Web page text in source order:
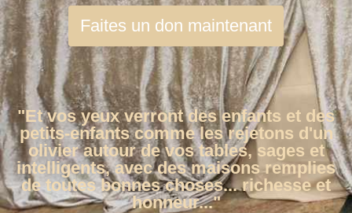
Faites un don maintenant
"Et vos yeux verront des enfants et des
petits-enfants comme les rejetons d'un
olivier autour de vos tables, sages et
intelligents, avec des maisons remplies
de toutes bonnes choses... richesse et
honneur..."